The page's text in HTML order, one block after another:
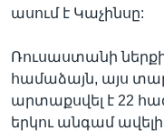
ասում է Կաչինսը:
Ռուսաստանի
համաձայն, այս
արտաքսվել է 22
երկու անգամ